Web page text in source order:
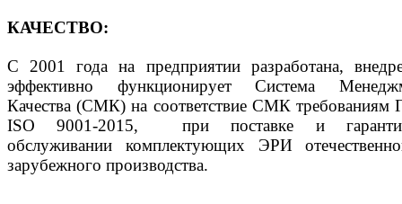
КАЧЕСТВО:
С 2001 года на предприятии разработана,
эффективно функционирует Система
Качества (СМК) на соответствие СМК
ISO 9001-2015, при поставке и
обслуживании комплектующих ЭРИ
зарубежного производства.